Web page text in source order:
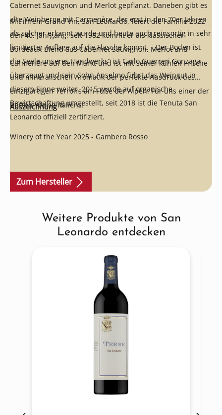
Cabernet Sauvignon und Merlot gepflanzt. Daneben gibt es
alte Weinberge mit Carmenère, der erst in den 70er Jahren
als solcher erkannt wurde und heute auch reinsortig in sehr
limitierter Auflage auf die Flasche kommt. „Der Boden ist
die Seele unseres Handwerks“ ist Carlo Guerreri Gonzaga
überzeugt und sein Sohn Anselmo führt das Weingut in
diesem Sinne weiter. 2015 wurde auf organische
Bewirtschaftung umgestellt, seit 2018 ist die Tenuta San
Leonardo offiziell zertifiziert.
Mit ihrem Grand Vin, San Leonardo, feiert die Familie 2022
den 40. Jahrgang: seit 1982 kommt er als klassischer
Bordeaux-Blend aus Cabernet Sauvignon, Merlot und
Carmenére auf den Markt und ist mit seiner kühlen Frische
und mineralischen Aromatik der perfekte Ausdruck des
einzigartigen Terroirs am Fuße der Alpen. Für uns einer der
besten Weine Italiens!
Auszeichnung
Winery of the Year 2025 - Gambero Rosso
Zum Hersteller
Produktgalerie überspringen
Weitere Produkte von San
Leonardo entdecken